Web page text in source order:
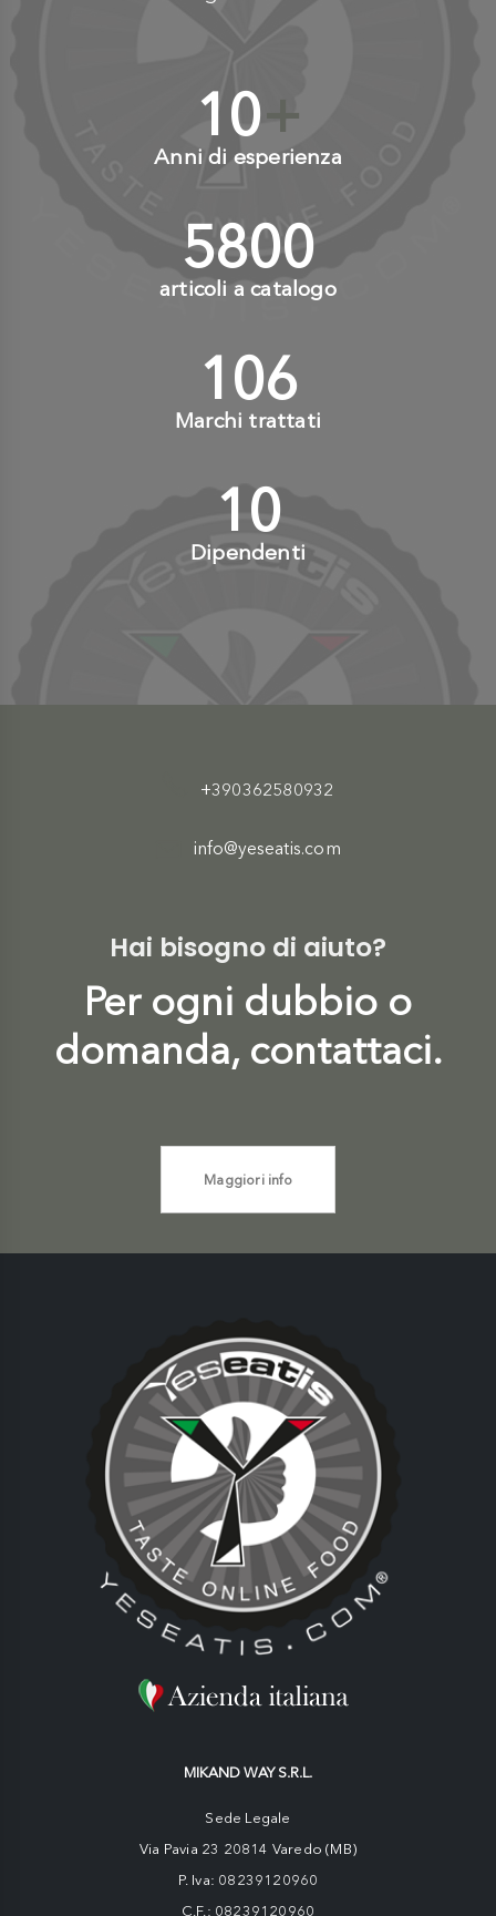
10+
Anni di esperienza
6000+
articoli a catalogo
110+
Marchi trattati
10+
Dipendenti
+390362580932
info@yeseatis.com
Hai bisogno di aiuto?
Per ogni dubbio o
domanda, contattaci.
Maggiori info
MIKAND WAY S.R.L.
Sede Legale
Via Pavia 23 20814 Varedo (MB)
P. Iva: 08239120960
C.F.: 08239120960